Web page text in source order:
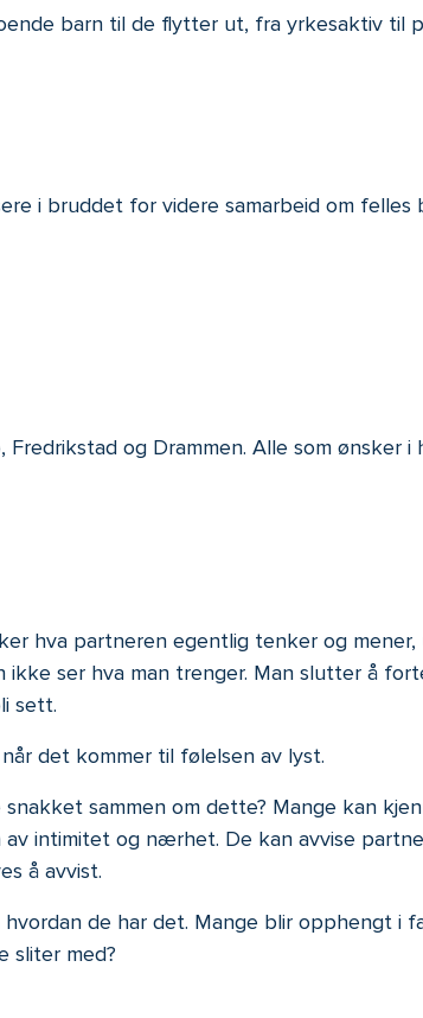
barn til de flytter ut, fra yrkesaktiv til
i bruddet for videre samarbeid om felles
Fredrikstad og Drammen. Alle som ønsker
hva partneren egentlig tenker og
ser hva man trenger. Man slutter å
sett.
det kommer til følelsen av lyst.
sammen om dette? Mange kan
av intimitet og nærhet. De kan avvise
å avvist.
de har det. Mange blir opphengt i
sliter med?